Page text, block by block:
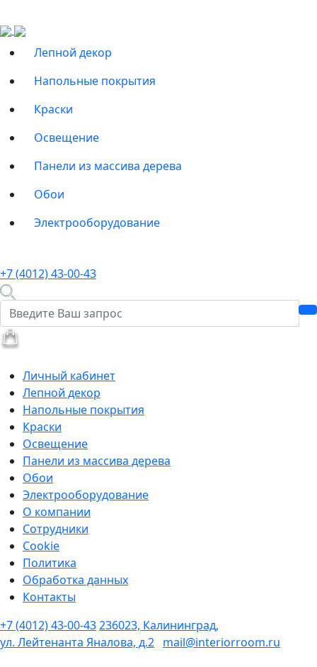
Лепной декор
Напольные покрытия
Краски
Освещение
Панели из массива дерева
Обои
Электрооборудование
+7 (4012) 43-00-43
Личный кабинет
Лепной декор
Напольные покрытия
Краски
Освещение
Панели из массива дерева
Обои
Электрооборудование
О компании
Сотрудники
Cookie
Политика
Обработка данных
Контакты
+7 (4012) 43-00-43236023, Калининград,
ул. Лейтенанта Яналова, д.2 mail@interiorroom.ru